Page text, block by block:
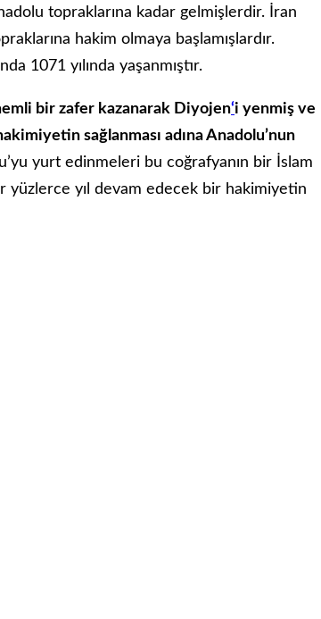
topraklarına kadar gelmişlerdir. İran
hakim olmaya başlamışlardır.
1071 yılında yaşanmıştır.
bir zafer kazanarak Diyojen‘i yenmiş ve
sağlanması adına Anadolu’nun
yurt edinmeleri bu coğrafyanın bir İslam
yüzlerce yıl devam edecek bir hakimiyetin